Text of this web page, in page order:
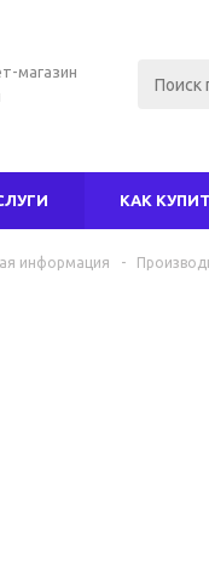
магазин
КАК
информация -